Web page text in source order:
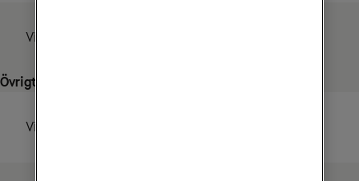
Vikt
Övrigt
Vid drift